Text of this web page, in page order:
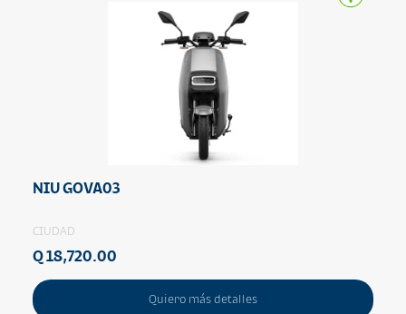
NIU GOVA03
CIUDAD
Q 18,720.00
Quiero más detalles